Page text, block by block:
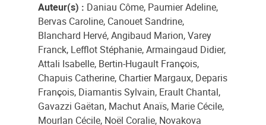
Auteur(s) : Daniau Côme, Paumier Adeline,
Bervas Caroline, Canouet Sandrine,
Blanchard Hervé, Angibaud Marion, Varey
Franck, Lefflot Stéphanie, Armaingaud Didier,
Attali Isabelle, Bertin-Hugault François,
Chapuis Catherine, Chartier Margaux, Deparis
François, Diamantis Sylvain, Erault Chantal,
Gavazzi Gaëtan, Machut Anaïs, Marie Cécile,
Mourlan Cécile, Noël Coralie, Novakova